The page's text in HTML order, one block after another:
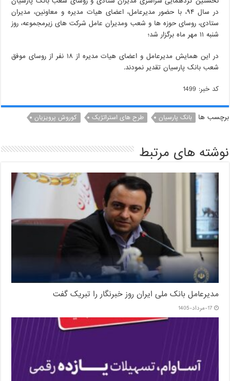
در سال ۹۴، با حضور مدیرعامل، اعضای هیات مدیره و معاونین، مدیران
ستادی، روسای حوزه ها و شعب ومدیران عامل شرکت های زیرمجموعه، روز
شنبه ۱۱ مهر ماه برگزار شد؛
در این همایش مدیرعامل و اعضای هیات مدیره از ۱۸ نفر از روسای موفق
شعب بانک پارسیان تقدیر نمودند.
کد خبر: 1499
برچسب ها بانک پارسیان طرح های استراتژیک کوروش پرویزیان
نوشته های مرتبط
مدیرعامل بانک ملی ایران روز خبرنگار را تبریک گفت
17-مرداد-1405